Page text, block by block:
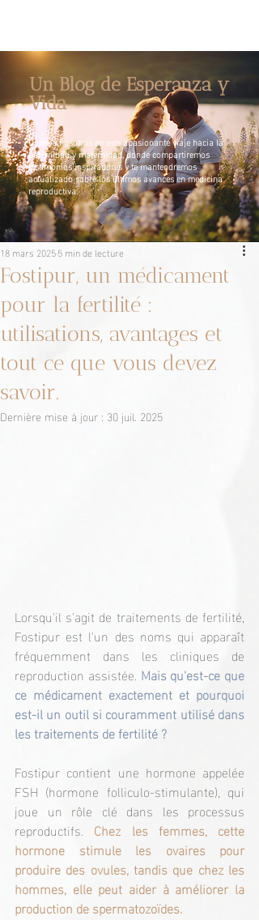
Un Blog de Esperanza y
Vida
Únete a nosotros en este apasionante viaje hacia la
paternidad y maternidad, donde compartiremos
testimonios inspiradores y te mantendremos
actualizado sobre los últimos avances en medicina
reproductiva.
Fostipur, un médicament
pour la fertilité :
utilisations, avantages et
tout ce que vous devez
savoir.
18 mars 20255 min de lecture
Dernière mise à jour : 30 juil. 2025
Lorsqu'il s'agit de traitements de fertilité,
Fostipur est l'un des noms qui apparaît
fréquemment dans les cliniques de
reproduction assistée. Mais qu'est-ce que
ce médicament exactement et pourquoi
est-il un outil si couramment utilisé dans
les traitements de fertilité ?
Fostipur contient une hormone appelée
FSH (hormone folliculo-stimulante), qui
joue un rôle clé dans les processus
reproductifs. Chez les femmes, cette
hormone stimule les ovaires pour
produire des ovules, tandis que chez les
hommes, elle peut aider à améliorer la
production de spermatozoïdes.